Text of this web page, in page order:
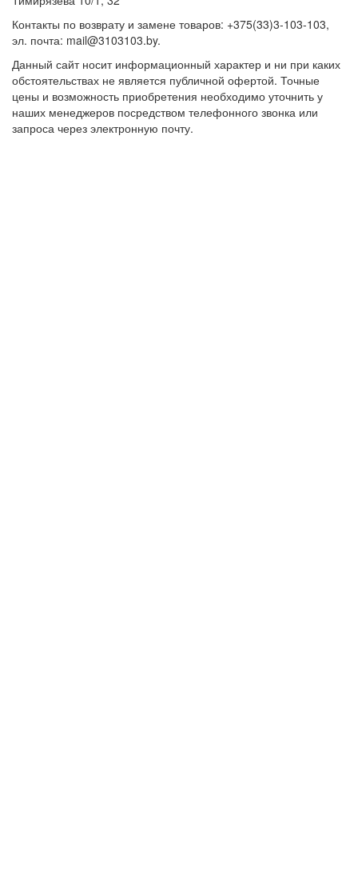
Контакты по возврату и замене товаров: +375(33)3-103-103,
эл. почта: mail@3103103.by.
Данный сайт носит информационный характер и ни при каких
обстоятельствах не является публичной офертой. Точные
цены и возможность приобретения необходимо уточнить у
наших менеджеров посредством телефонного звонка или
запроса через электронную почту.